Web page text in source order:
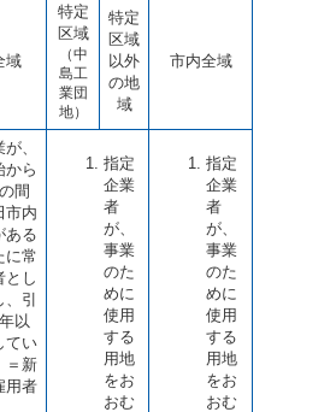
域
特定
区域
（中
島工
業団
地）
特定
区域
以外
の地
域
市内全域
、
から
間
市内
ある
に常
とし
引
以
てい
＝新
用者
指定
企業
者
が、
事業
のた
めに
使用
する
用地
をお
おむ
指定
企業
者
が、
事業
のた
めに
使用
する
用地
をお
おむ